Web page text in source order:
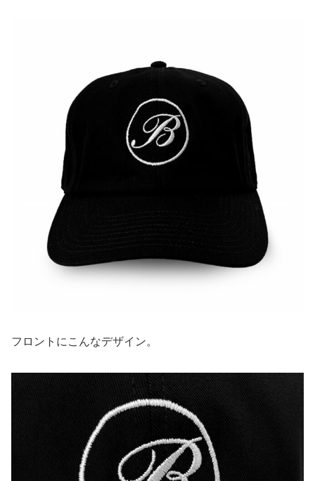
フロントにこんなデザイン。